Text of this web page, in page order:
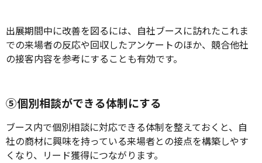
出展期間中に改善を図るには、自社ブースに訪れたこれま
での来場者の反応や回収したアンケートのほか、競合他社
の接客内容を参考にすることも有効です。
⑤個別相談ができる体制にする
ブース内で個別相談に対応できる体制を整えておくと、自
社の商材に興味を持っている来場者との接点を構築しやす
くなり、リード獲得につながります。